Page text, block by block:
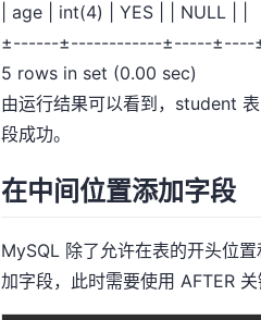
| age | int(4) | YES | | NULL | |
±------±------------±-----±----
5 rows in set (0.00 sec)
由运行结果可以看到，student
段成功。
在中间位置添加字段
MySQL 除了允许在表的开头位
加字段，此时需要使用 AFTER 关